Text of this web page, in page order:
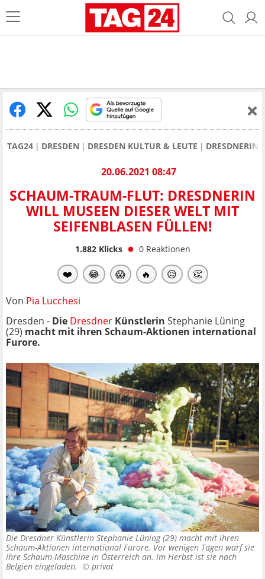
TAG24 DRESDEN DRESDEN KULTUR & LEUTE DRESDNERIN
20.06.2021 08:47
SCHAUM-TRAUM-FLUT: DRESDNERIN
WILL MUSEEN DIESER WELT MIT
SEIFENBLASEN FÜLLEN!
1.882Klicks 0 Reaktionen
❤️ 😂 😱 🔥 😥 👏
Von Pia Lucchesi
Dresden - Die Dresdner Künstlerin Stephanie Lüning
(29) macht mit ihren Schaum-Aktionen international
Furore.
Die Dresdner Künstlerin Stephanie Lüning (29) macht mit ihren
Schaum-Aktionen international Furore. Vor wenigen Tagen warf sie
ihre Schaum-Maschine in Österreich an. Im Herbst ist sie nach
Belgien eingeladen. © privat